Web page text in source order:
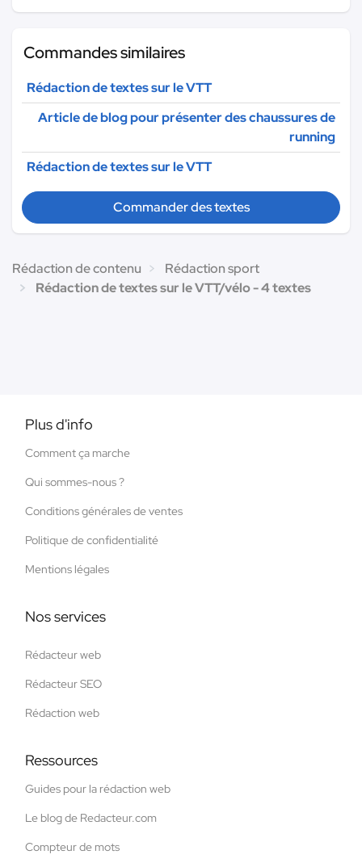
Commandes similaires
Rédaction de textes sur le VTT
Article de blog pour présenter des chaussures de
running
Rédaction de textes sur le VTT
Commander des textes
Rédaction de contenu
Rédaction sport
Rédaction de textes sur le VTT/vélo - 4 textes
Plus d'info
Comment ça marche
Qui sommes-nous ?
Conditions générales de ventes
Politique de confidentialité
Mentions légales
Nos services
Rédacteur web
Rédacteur SEO
Rédaction web
Ressources
Guides pour la rédaction web
Le blog de Redacteur.com
Compteur de mots